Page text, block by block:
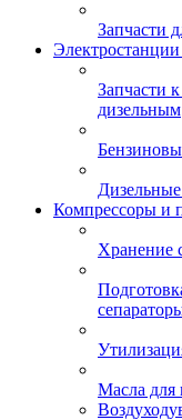
Запчасти
Электростанции
Запчасти
дизельным
Компрессоры и
Хранение
Масла для